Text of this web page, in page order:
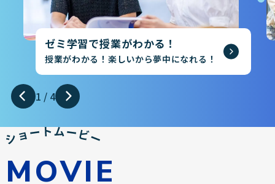
ゼミ学習で授業がわかる！
授業がわかる！楽しいから夢中になれる！
1 / 4
MOVIE